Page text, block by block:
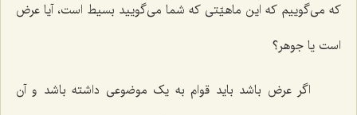
که می‌گوییم که این ماهیّتی که شما می‌گویید بسیط است، آیا عرض
است یا جوهر؟
اگر عرض باشد باید قوام به یک موضوعی داشته باشد و آن